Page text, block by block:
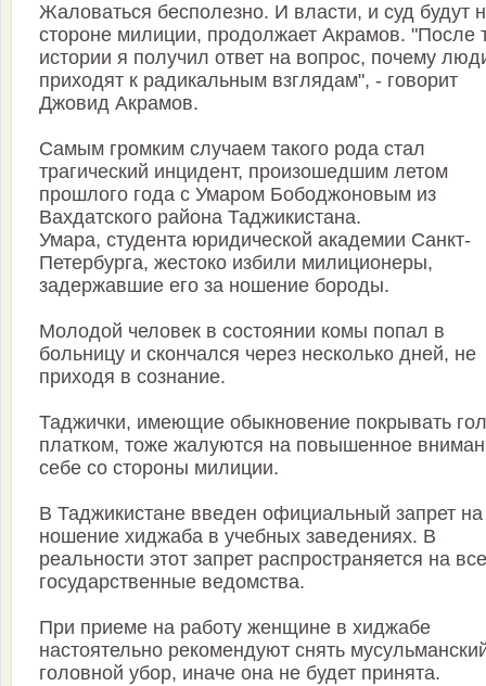
Жаловаться бесполезно. И власти, и суд будут
стороне милиции, продолжает Акрамов. "После
истории я получил ответ на вопрос, почему
приходят к радикальным взглядам", - говорит
Джовид Акрамов.
Самым громким случаем такого рода стал
трагический инцидент, произошедшим летом
прошлого года с Умаром Бободжоновым из
Вахдатского района Таджикистана.
Умара, студента юридической академии Санкт-
Петербурга, жестоко избили милиционеры,
задержавшие его за ношение бороды.
Молодой человек в состоянии комы попал в
больницу и скончался через несколько дней, не
приходя в сознание.
Таджички, имеющие обыкновение покрывать
платком, тоже жалуются на повышенное
себе со стороны милиции.
В Таджикистане введен официальный запрет на
ношение хиджаба в учебных заведениях. В
реальности этот запрет распространяется на все
государственные ведомства.
При приеме на работу женщине в хиджабе
настоятельно рекомендуют снять
головной убор, иначе она не будет принята.